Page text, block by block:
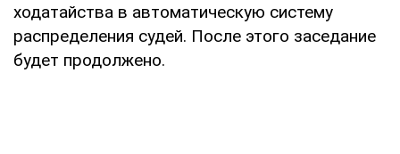
ходатайства в автоматическую систему
распределения судей. После этого заседание
будет продолжено.